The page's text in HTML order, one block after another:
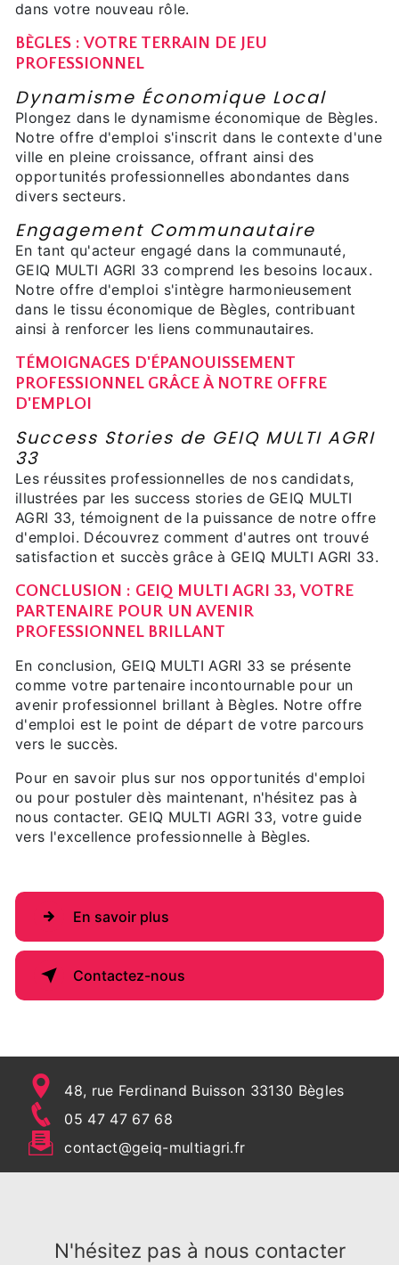
dans votre nouveau rôle.
BÈGLES : VOTRE TERRAIN DE JEU
PROFESSIONNEL
Dynamisme Économique Local
Plongez dans le dynamisme économique de Bègles.
Notre offre d'emploi s'inscrit dans le contexte d'une
ville en pleine croissance, offrant ainsi des
opportunités professionnelles abondantes dans
divers secteurs.
Engagement Communautaire
En tant qu'acteur engagé dans la communauté,
GEIQ MULTI AGRI 33 comprend les besoins locaux.
Notre offre d'emploi s'intègre harmonieusement
dans le tissu économique de Bègles, contribuant
ainsi à renforcer les liens communautaires.
TÉMOIGNAGES D'ÉPANOUISSEMENT
PROFESSIONNEL GRÂCE À NOTRE OFFRE
D'EMPLOI
Success Stories de GEIQ MULTI AGRI
33
Les réussites professionnelles de nos candidats,
illustrées par les success stories de GEIQ MULTI
AGRI 33, témoignent de la puissance de notre offre
d'emploi. Découvrez comment d'autres ont trouvé
satisfaction et succès grâce à GEIQ MULTI AGRI 33.
CONCLUSION : GEIQ MULTI AGRI 33, VOTRE
PARTENAIRE POUR UN AVENIR
PROFESSIONNEL BRILLANT
En conclusion, GEIQ MULTI AGRI 33 se présente
comme votre partenaire incontournable pour un
avenir professionnel brillant à Bègles. Notre offre
d'emploi est le point de départ de votre parcours
vers le succès.
Pour en savoir plus sur nos opportunités d'emploi
ou pour postuler dès maintenant, n'hésitez pas à
nous contacter. GEIQ MULTI AGRI 33, votre guide
vers l'excellence professionnelle à Bègles.
En savoir plus
Contactez-nous
48, rue Ferdinand Buisson 33130 Bègles
05 47 47 67 68
contact@geiq-multiagri.fr
N'hésitez pas à nous contacter